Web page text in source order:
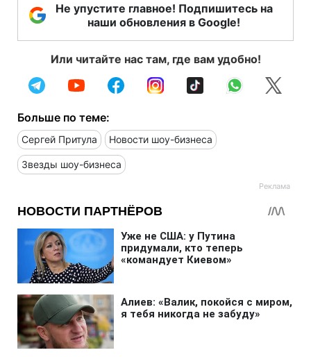
Не упустите главное! Подпишитесь на
наши обновления в Google!
Или читайте нас там, где вам удобно!
Больше по теме:
Сергей Притула Новости шоу-бизнеса
Звезды шоу-бизнеса